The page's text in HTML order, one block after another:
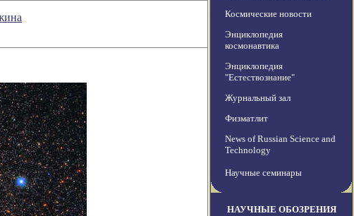
Космические новости
Энциклопедия
космонавтика
Энциклопедия
"Естествознание"
Журнальный зал
Физматлит
News of Russian Science and
Technology
Научные семинары
НАУЧНЫЕ ОБОЗРЕНИЯ